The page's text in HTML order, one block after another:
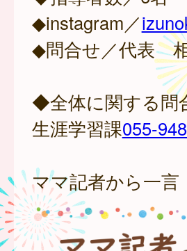
◆instagram／
◆問合せ／代表
◆全体に関する問
生涯学習課055-
ママ記者から一言